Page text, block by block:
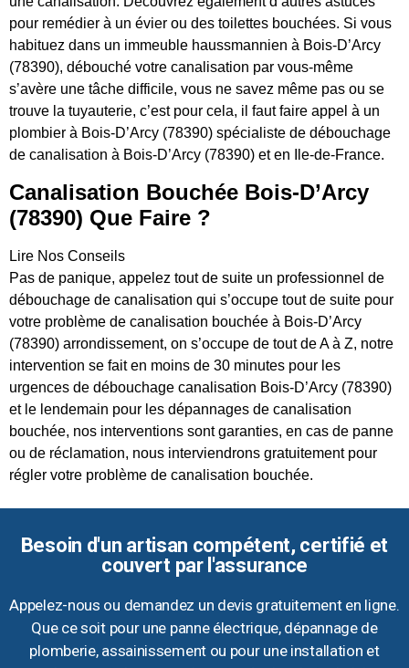
pour remédier à un évier ou des toilettes bouchées. Si vous
habituez dans un immeuble haussmannien à Bois-D’Arcy
(78390), débouché votre canalisation par vous-même
s’avère une tâche difficile, vous ne savez même pas ou se
trouve la tuyauterie, c’est pour cela, il faut faire appel à un
plombier à Bois-D’Arcy (78390) spécialiste de débouchage
de canalisation à Bois-D’Arcy (78390) et en Ile-de-France.
Canalisation Bouchée Bois-D’Arcy
(78390) Que Faire ?
Lire Nos Conseils
Pas de panique, appelez tout de suite un professionnel de
débouchage de canalisation qui s’occupe tout de suite pour
votre problème de canalisation bouchée à Bois-D’Arcy
(78390) arrondissement, on s’occupe de tout de A à Z, notre
intervention se fait en moins de 30 minutes pour les
urgences de débouchage canalisation Bois-D’Arcy (78390)
et le lendemain pour les dépannages de canalisation
bouchée, nos interventions sont garanties, en cas de panne
ou de réclamation, nous interviendrons gratuitement pour
régler votre problème de canalisation bouchée.
Besoin d'un artisan compétent, certifié et
couvert par l'assurance
Appelez-nous ou demandez un devis gratuitement en ligne.
Que ce soit pour une panne électrique, dépannage de
plomberie, assainissement ou pour une installation et